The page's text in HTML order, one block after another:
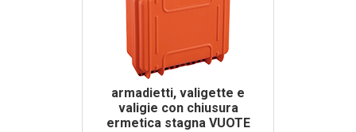
armadietti, valigette e
valigie con chiusura
ermetica stagna VUOTE